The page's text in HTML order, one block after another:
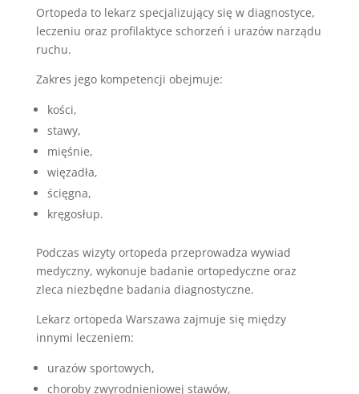
Ortopeda to lekarz specjalizujący się w diagnostyce,
leczeniu oraz profilaktyce schorzeń i urazów narządu
ruchu.
Zakres jego kompetencji obejmuje:
kości,
stawy,
mięśnie,
więzadła,
ścięgna,
kręgosłup.
Podczas wizyty ortopeda przeprowadza wywiad
medyczny, wykonuje badanie ortopedyczne oraz
zleca niezbędne badania diagnostyczne.
Lekarz ortopeda Warszawa zajmuje się między
innymi leczeniem:
urazów sportowych,
choroby zwyrodnieniowej stawów,